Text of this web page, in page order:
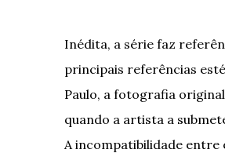
Inédita, a série faz
principais referências
Paulo, a fotografia
quando a artista a
A incompatibilidade